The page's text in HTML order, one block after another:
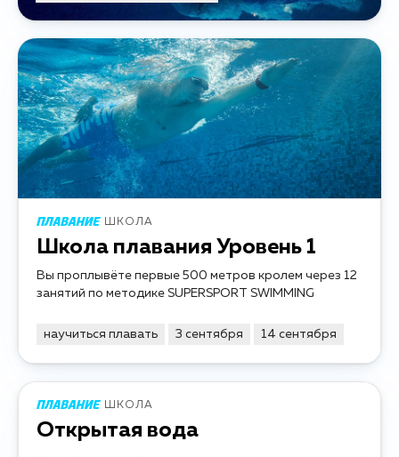
ШКОЛА
Школа плавания Уровень 1
Вы проплывёте первые 500 метров кролем через 12
занятий по методике SUPERSPORT SWIMMING
научиться плавать 3 сентября 14 сентября
ШКОЛА
Открытая вода